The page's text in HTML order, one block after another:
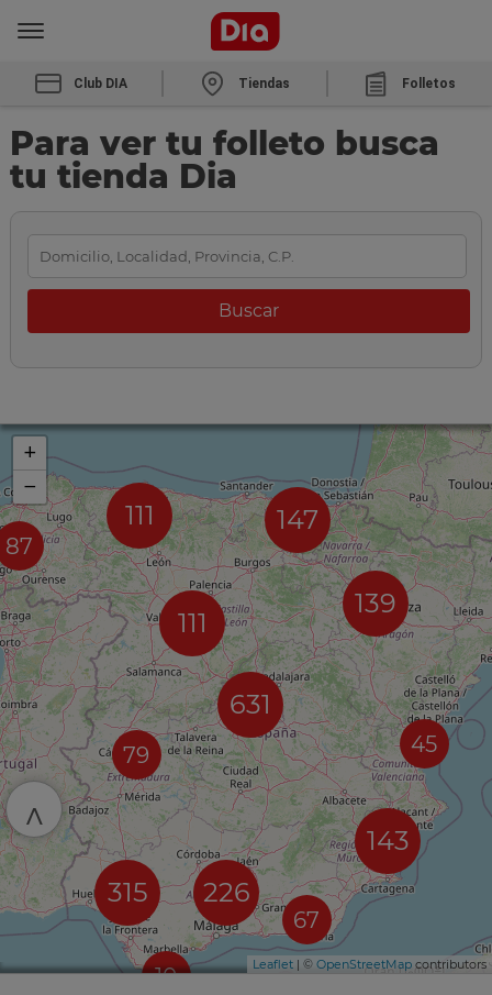
Club DIA Tiendas Folletos
Para ver tu folleto busca
tu tienda Dia
87
111 147
111
79
631
10
226
315
139
67
45
143
+
−
Leaflet | © OpenStreetMap contributors
^